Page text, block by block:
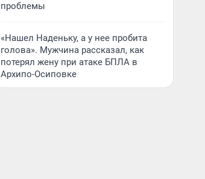
проблемы
«Нашел Наденьку, а у нее пробита
голова». Мужчина рассказал, как
потерял жену при атаке БПЛА в
Архипо-Осиповке